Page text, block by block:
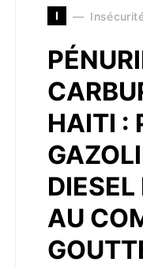
I
HAITI :
DIESEL
AU